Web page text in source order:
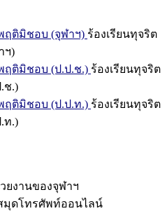
ฤติมิชอบ (จุฬาฯ) ร้องเรียนทุจริต
ฯ)
ฤติมิชอบ (ป.ป.ช.) ร้องเรียนทุจริต
ช.)
ฤติมิชอบ (ป.ป.ท.) ร้องเรียนทุจริต
ท.)
ยงานของจุฬาฯ
มุดโทรศัพท์ออนไลน์